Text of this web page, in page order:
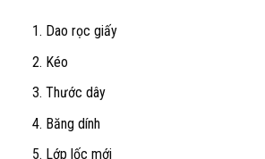
Dao rọc giấy
Kéo
Thước dây
Băng dính
Lớp lốc mới